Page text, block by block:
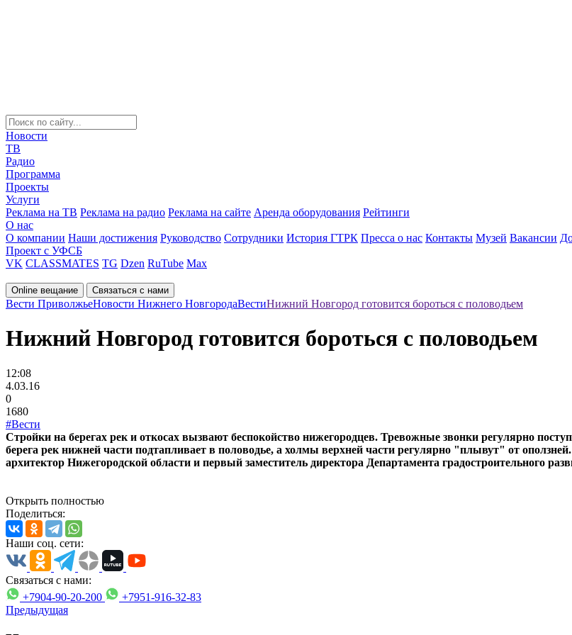
Новости
ТВ
Радио
Программа
Проекты
Услуги
Реклама на ТВ Реклама на радио Реклама на сайте Аренда оборудования Рейтинги
О нас
О компании Наши достижения Руководство Сотрудники История ГТРК Пресса о нас Контакты Музей Вакансии
Проект с УФСБ
VK CLASSMATES TG Dzen RuTube Max
Online вещание Связаться с нами
Вести ПриволжьеНовости Нижнего НовгородаВестиНижний Новгород готовится бороться с половодьем
Нижний Новгород готовится бороться с половодьем
12:08
4.03.16
0
1680
#Вести
Стройки на берегах рек и откосах вызвают беспокойство нижегородцев. Тревожные звонки регулярно
берега рек нижней части подтапливает в половодье, а холмы верхней части регулярно "плывут" от
архитектор Нижегородской области и первый заместитель директора Департамента градостроительного
Открыть полностью
Поделиться:
Наши соц. сети:
Связаться с нами:
+7904-90-20-200
+7951-916-32-83
Предыдущая